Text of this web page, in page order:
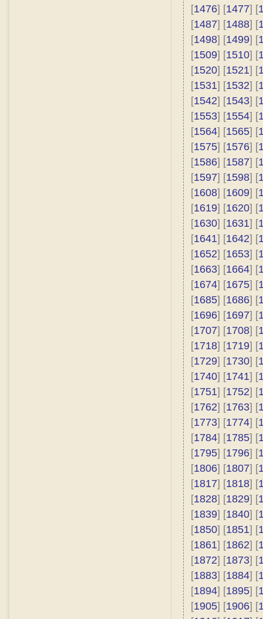
[1476] [1477] [
[1487] [1488] [
[1498] [1499] [
[1509] [1510] [
[1520] [1521] [
[1531] [1532] [
[1542] [1543] [
[1553] [1554] [
[1564] [1565] [
[1575] [1576] [
[1586] [1587] [
[1597] [1598] [
[1608] [1609] [
[1619] [1620] [
[1630] [1631] [
[1641] [1642] [
[1652] [1653] [
[1663] [1664] [
[1674] [1675] [
[1685] [1686] [
[1696] [1697] [
[1707] [1708] [
[1718] [1719] [
[1729] [1730] [
[1740] [1741] [
[1751] [1752] [
[1762] [1763] [
[1773] [1774] [
[1784] [1785] [
[1795] [1796] [
[1806] [1807] [
[1817] [1818] [
[1828] [1829] [
[1839] [1840] [
[1850] [1851] [
[1861] [1862] [
[1872] [1873] [
[1883] [1884] [
[1894] [1895] [
[1905] [1906] [